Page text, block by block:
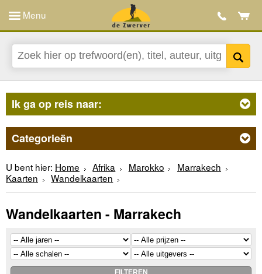
Menu
Ik ga op reis naar:
Categorieën
U bent hier: Home Afrika Marokko
Marrakech
Kaarten
Wandelkaarten
Wandelkaarten - Marrakech